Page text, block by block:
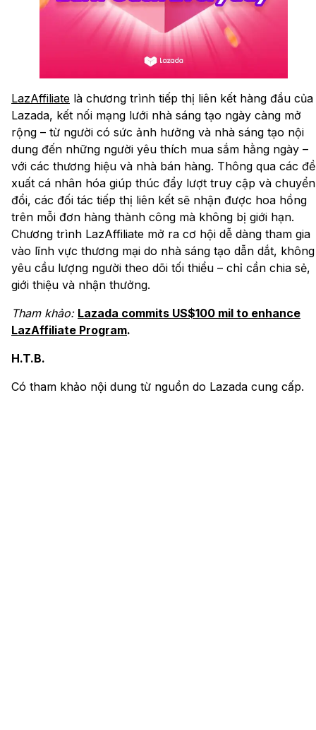
LazAffiliate là chương trình tiếp thị liên kết hàng đầu của
Lazada, kết nối mạng lưới nhà sáng tạo ngày càng mở
rộng – từ người có sức ảnh hưởng và nhà sáng tạo nội
dung đến những người yêu thích mua sắm hằng ngày –
với các thương hiệu và nhà bán hàng. Thông qua các đề
xuất cá nhân hóa giúp thúc đẩy lượt truy cập và chuyển
đổi, các đối tác tiếp thị liên kết sẽ nhận được hoa hồng
trên mỗi đơn hàng thành công mà không bị giới hạn.
Chương trình LazAffiliate mở ra cơ hội dễ dàng tham gia
vào lĩnh vực thương mại do nhà sáng tạo dẫn dắt, không
yêu cầu lượng người theo dõi tối thiểu – chỉ cần chia sẻ,
giới thiệu và nhận thưởng.
Tham khảo: Lazada commits US$100 mil to enhance
LazAffiliate Program.
H.T.B.
Có tham khảo nội dung từ nguồn do Lazada cung cấp.